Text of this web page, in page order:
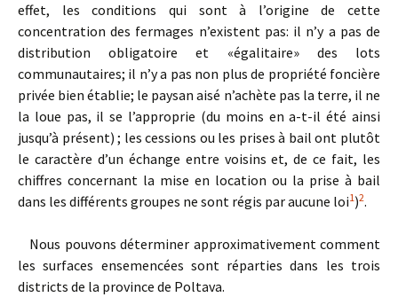
effet, les conditions qui sont à l’origine de cette
concentration des fermages n’existent pas: il n’y a pas de
distribution obligatoire et «égalitaire» des lots
communautaires; il n’y a pas non plus de propriété foncière
privée bien établie; le paysan aisé n’achète pas la terre, il ne
la loue pas, il se l’approprie (du moins en a-t-il été ainsi
jusqu’à présent) ; les cessions ou les prises à bail ont plutôt
le caractère d’un échange entre voisins et, de ce fait, les
chiffres concernant la mise en location ou la prise à bail
dans les différents groupes ne sont régis par aucune loi1)2.
Nous pouvons déterminer approximativement comment
les surfaces ensemencées sont réparties dans les trois
districts de la province de Poltava.